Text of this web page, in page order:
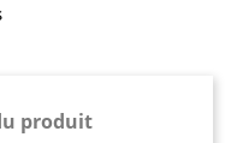
produit